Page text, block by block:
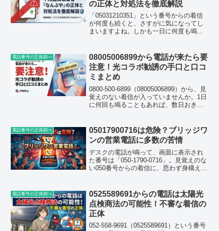
の正体と対処法を徹底解説
「05031210351」という番号からの着信
が何度も続くと、さすがに気になってし
まいますよね。しかも一日に何度も鳴る
か、判断に迷う方も多いはずです。結論
から先にお伝えす...
電話番号の正体調べ
08005006899から電話が来たら要
注意！光コラボ勧誘の手口と口コ
ミまとめ
0800-500-6899（08005006899）から、見
覚えのない着信が入っていませんか。1日
に何回も鳴ることもあれば、数日おきに
着信履歴を見るたびに少し身構えてし...
電話番号の正体調べ
05017900716は危険？ブリッジワ
ンの営業電話に多数の苦情
デスクの電話が鳴って、画面に表示され
た番号は「050-1790-0716」。見覚えのな
い050番号からの着信に、思わず身構えて
務や受付の担当者としては「取り次ぐべ
きか、...
電話番号の正体調べ
0525589691からの電話は太陽光
点検商法の可能性！不審な着信の
正体
052-558-9691（0525589691）という番号